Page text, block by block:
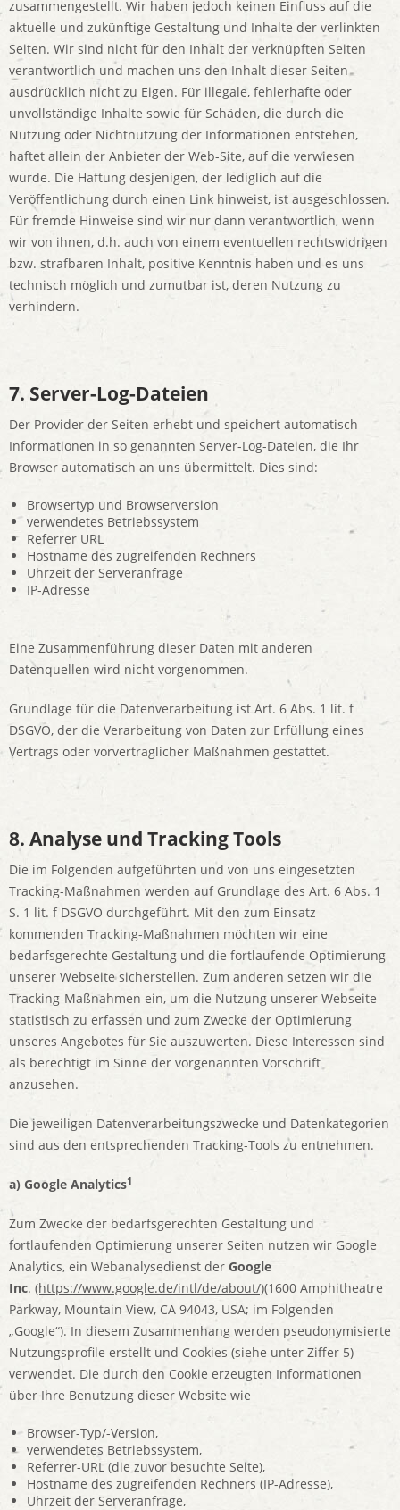
zusammengestellt. Wir haben jedoch keinen Einfluss auf die
aktuelle und zukünftige Gestaltung und Inhalte der verlinkten
Seiten. Wir sind nicht für den Inhalt der verknüpften Seiten
verantwortlich und machen uns den Inhalt dieser Seiten
ausdrücklich nicht zu Eigen. Für illegale, fehlerhafte oder
unvollständige Inhalte sowie für Schäden, die durch die
Nutzung oder Nichtnutzung der Informationen entstehen,
haftet allein der Anbieter der Web-Site, auf die verwiesen
wurde. Die Haftung desjenigen, der lediglich auf die
Veröffentlichung durch einen Link hinweist, ist ausgeschlossen.
Für fremde Hinweise sind wir nur dann verantwortlich, wenn
wir von ihnen, d.h. auch von einem eventuellen rechtswidrigen
bzw. strafbaren Inhalt, positive Kenntnis haben und es uns
technisch möglich und zumutbar ist, deren Nutzung zu
verhindern.
7. Server-Log-Dateien
Der Provider der Seiten erhebt und speichert automatisch
Informationen in so genannten Server-Log-Dateien, die Ihr
Browser automatisch an uns übermittelt. Dies sind:
Browsertyp und Browserversion
verwendetes Betriebssystem
Referrer URL
Hostname des zugreifenden Rechners
Uhrzeit der Serveranfrage
IP-Adresse
Eine Zusammenführung dieser Daten mit anderen
Datenquellen wird nicht vorgenommen.
Grundlage für die Datenverarbeitung ist Art. 6 Abs. 1 lit. f
DSGVO, der die Verarbeitung von Daten zur Erfüllung eines
Vertrags oder vorvertraglicher Maßnahmen gestattet.
8. Analyse und Tracking Tools
Die im Folgenden aufgeführten und von uns eingesetzten
Tracking-Maßnahmen werden auf Grundlage des Art. 6 Abs. 1
S. 1 lit. f DSGVO durchgeführt. Mit den zum Einsatz
kommenden Tracking-Maßnahmen möchten wir eine
bedarfsgerechte Gestaltung und die fortlaufende Optimierung
unserer Webseite sicherstellen. Zum anderen setzen wir die
Tracking-Maßnahmen ein, um die Nutzung unserer Webseite
statistisch zu erfassen und zum Zwecke der Optimierung
unseres Angebotes für Sie auszuwerten. Diese Interessen sind
als berechtigt im Sinne der vorgenannten Vorschrift
anzusehen.
Die jeweiligen Datenverarbeitungszwecke und Datenkategorien
sind aus den entsprechenden Tracking-Tools zu entnehmen.
a) Google Analytics1
Zum Zwecke der bedarfsgerechten Gestaltung und
fortlaufenden Optimierung unserer Seiten nutzen wir Google
Analytics, ein Webanalysedienst der Google
Inc. (https://www.google.de/intl/de/about/)(1600 Amphitheatre
Parkway, Mountain View, CA 94043, USA; im Folgenden
„Google“). In diesem Zusammenhang werden pseudonymisierte
Nutzungsprofile erstellt und Cookies (siehe unter Ziffer 5)
verwendet. Die durch den Cookie erzeugten Informationen
über Ihre Benutzung dieser Website wie
Browser-Typ/-Version,
verwendetes Betriebssystem,
Referrer-URL (die zuvor besuchte Seite),
Hostname des zugreifenden Rechners (IP-Adresse),
Uhrzeit der Serveranfrage,